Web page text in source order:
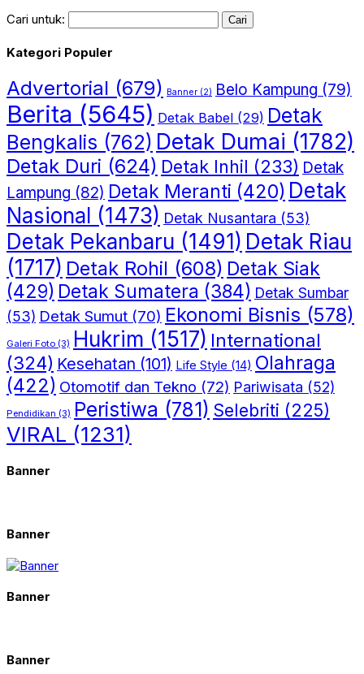
Cari untuk:
Kategori Populer
Advertorial (679) Banner (2) Belo Kampung (79)
Berita (5645) Detak Babel (29) Detak
Bengkalis (762) Detak Dumai (1782)
Detak Duri (624) Detak Inhil (233) Detak
Lampung (82) Detak Meranti (420) Detak
Nasional (1473) Detak Nusantara (53)
Detak Pekanbaru (1491) Detak Riau
(1717) Detak Rohil (608) Detak Siak
(429) Detak Sumatera (384) Detak Sumbar
(53) Detak Sumut (70) Ekonomi Bisnis (578)
Galeri Foto (3) Hukrim (1517) International
(324) Kesehatan (101) Life Style (14) Olahraga
(422) Otomotif dan Tekno (72) Pariwisata (52)
Pendidikan (3) Peristiwa (781) Selebriti (225)
VIRAL (1231)
Banner
Banner
Banner
Banner